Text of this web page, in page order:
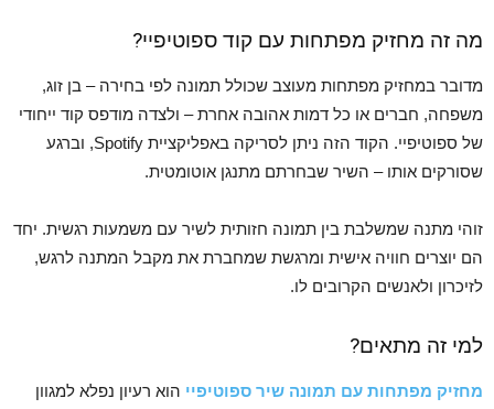
מה זה מחזיק מפתחות עם קוד ספוטיפיי?
מדובר במחזיק מפתחות מעוצב שכולל תמונה לפי בחירה – בן זוג,
משפחה, חברים או כל דמות אהובה אחרת – ולצדה מודפס קוד ייחודי
של ספוטיפיי. הקוד הזה ניתן לסריקה באפליקציית Spotify, וברגע
שסורקים אותו – השיר שבחרתם מתנגן אוטומטית.
זוהי מתנה שמשלבת בין תמונה חזותית לשיר עם משמעות רגשית. יחד
הם יוצרים חוויה אישית ומרגשת שמחברת את מקבל המתנה לרגש,
לזיכרון ולאנשים הקרובים לו.
למי זה מתאים?
מחזיק מפתחות עם תמונה שיר ספוטיפיי הוא רעיון נפלא למגוון